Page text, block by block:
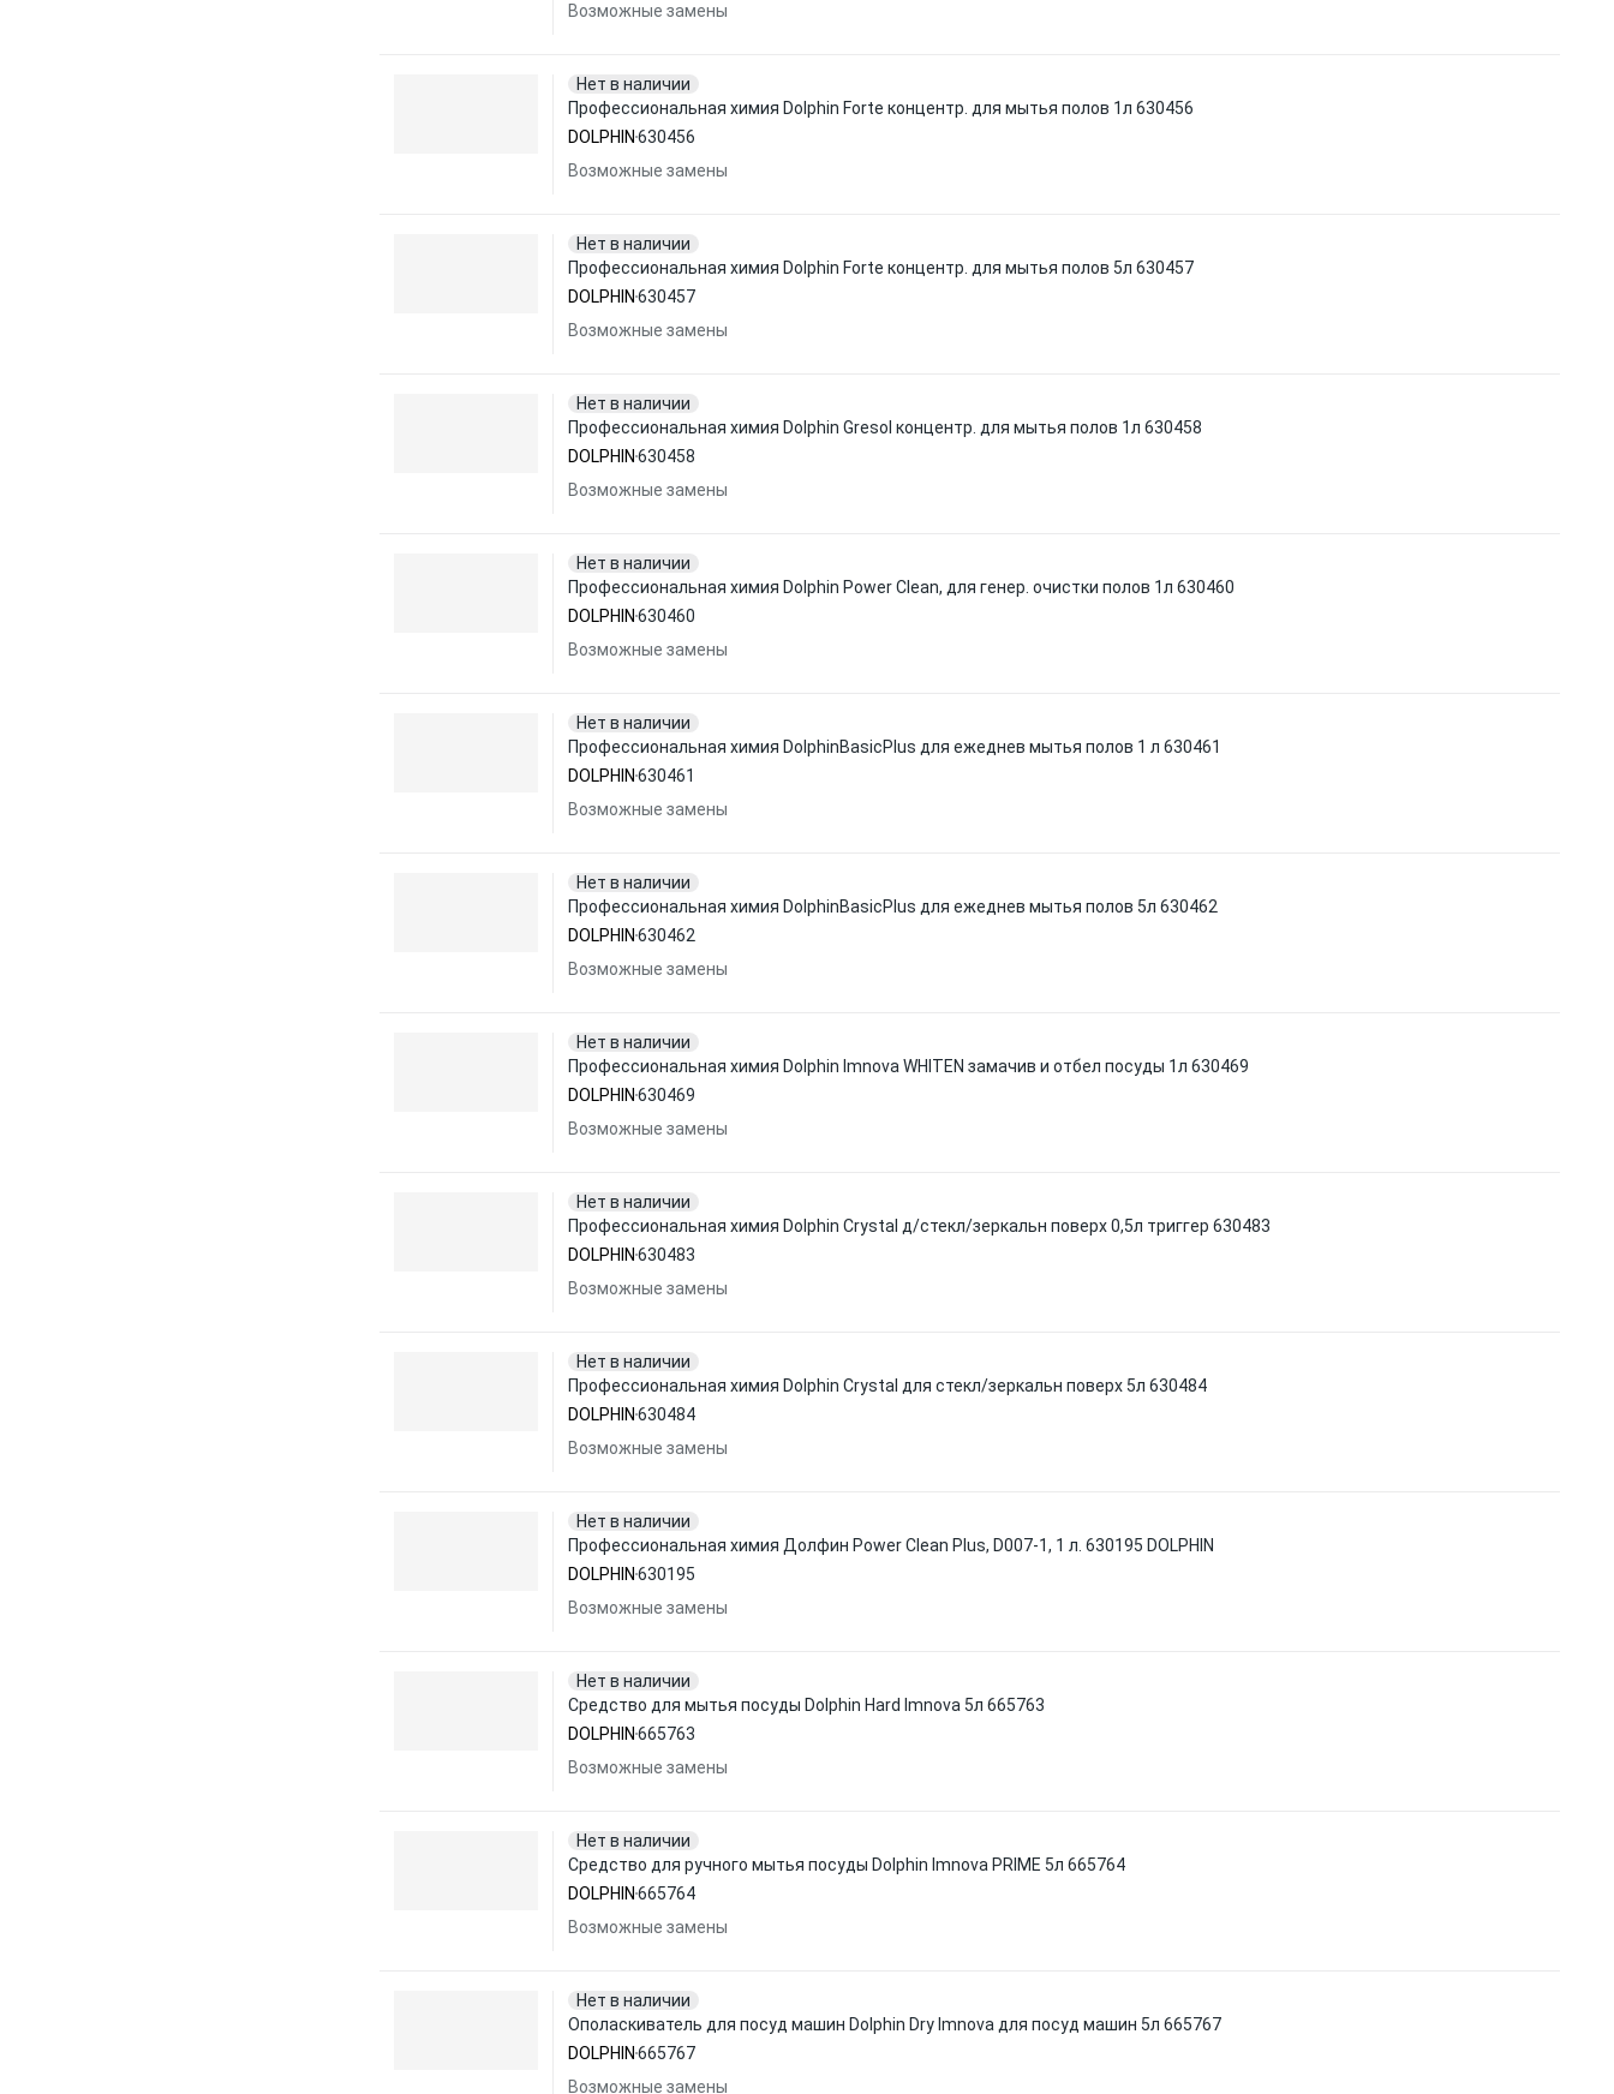
Возможные замены
Нет в наличии
Профессиональная химия Dolphin Forte концентр. для мытья полов 1л 630456
DOLPHIN 630456
Возможные замены
Нет в наличии
Профессиональная химия Dolphin Forte концентр. для мытья полов 5л 630457
DOLPHIN 630457
Возможные замены
Нет в наличии
Профессиональная химия Dolphin Gresol концентр. для мытья полов 1л 630458
DOLPHIN 630458
Возможные замены
Нет в наличии
Профессиональная химия Dolphin Power Clean, для генер. очистки полов 1л 630460
DOLPHIN 630460
Возможные замены
Нет в наличии
Профессиональная химия DolphinBasicPlus для ежеднев мытья полов 1 л 630461
DOLPHIN 630461
Возможные замены
Нет в наличии
Профессиональная химия DolphinBasicPlus для ежеднев мытья полов 5л 630462
DOLPHIN 630462
Возможные замены
Нет в наличии
Профессиональная химия Dolphin Imnova WHITEN замачив и отбел посуды 1л 630469
DOLPHIN 630469
Возможные замены
Нет в наличии
Профессиональная химия Dolphin Crystal д/стекл/зеркальн поверх 0,5л триггер 630483
DOLPHIN 630483
Возможные замены
Нет в наличии
Профессиональная химия Dolphin Crystal для стекл/зеркальн поверх 5л 630484
DOLPHIN 630484
Возможные замены
Нет в наличии
Профессиональная химия Долфин Power Clean Plus, D007-1, 1 л. 630195 DOLPHIN
DOLPHIN 630195
Возможные замены
Нет в наличии
Средство для мытья посуды Dolphin Hard Imnova 5л 665763
DOLPHIN 665763
Возможные замены
Нет в наличии
Средство для ручного мытья посуды Dolphin Imnova PRIME 5л 665764
DOLPHIN 665764
Возможные замены
Нет в наличии
Ополаскиватель для посуд машин Dolphin Dry Imnova для посуд машин 5л 665767
DOLPHIN 665767
Возможные замены